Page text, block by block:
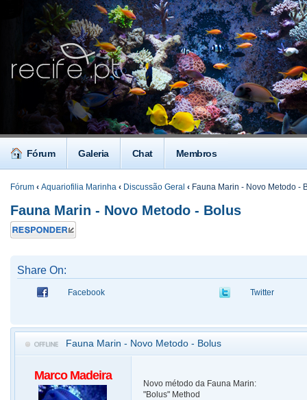
Fórum Galeria Chat Membros
Fórum ‹ Aquariofilia Marinha ‹ Discussão Geral ‹ Fauna Marin - Novo Metodo -
Fauna Marin - Novo Metodo - Bolus
Responder
Share On:
Facebook Twitter
Fauna Marin - Novo Metodo - Bolus
Marco Madeira
Novo método da Fauna Marin:
"Bolus" Method